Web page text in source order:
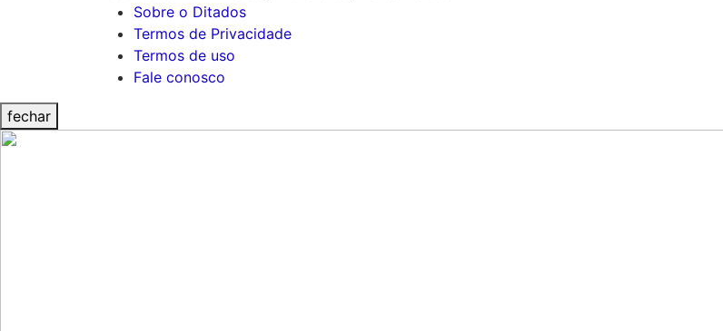
Sobre o Ditados
Termos de Privacidade
Termos de uso
Fale conosco
fechar